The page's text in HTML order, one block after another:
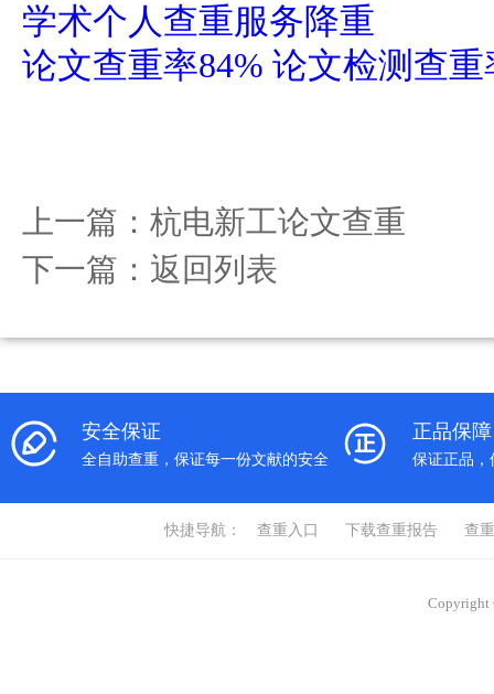
学术个人查重服务降重
论文查重率84% 论文检测查
上一篇： 杭电新工论文查重
下一篇： 返回列表
安全保证
全自助查重，保证每一份文献的安全
正品保障
保证正品，
快捷导航： 查重入口 下载查重报告 查
Copyright